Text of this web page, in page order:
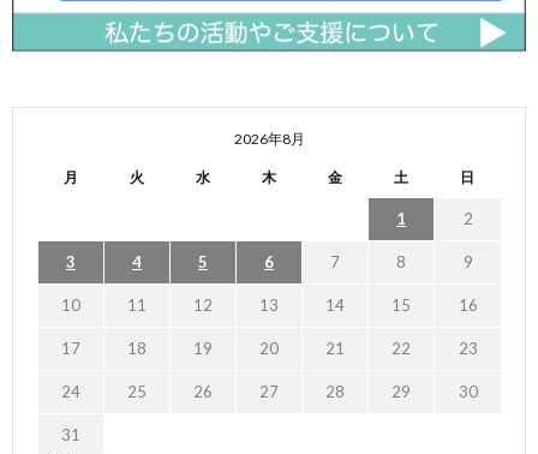
2026年8月
月 火 水 木 金 土 日
1 2
3 4 5 6 7 8 9
10 11 12 13 14 15 16
17 18 19 20 21 22 23
24 25 26 27 28 29 30
31